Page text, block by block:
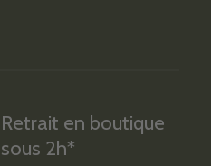
Retrait en boutique
sous 2h*